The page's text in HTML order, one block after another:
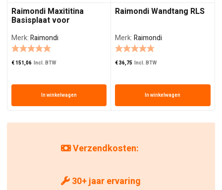
Raimondi Maxititina
Basisplaat voor
€ 151,06 Incl. BTW
In winkelwagen
Merk:Raimondi
Raimondi Wandtang RLS
€36,75 Incl. BTW
In winkelwagen
Merk:Raimondi
Verzendkosten:
30+ jaar ervaring